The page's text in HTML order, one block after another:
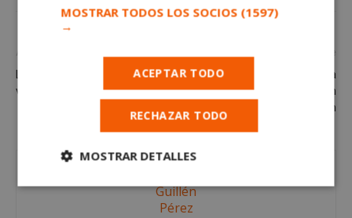
Artículo anterior
La Policía de Alcorcón requisa
varias armas “airsoft”
Artículo siguiente
30.000 GRACIAS por vuestra
confianza en
Alcorconhoy.com
MOSTRAR TODOS LOS SOCIOS (1597)
→
ACEPTAR TODO
RECHAZAR TODO
MOSTRAR DETALLES
Cookies
estrictamente
Cookies de